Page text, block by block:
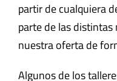
partir de cualquiera
parte de las
nuestra oferta de
Algunos de los